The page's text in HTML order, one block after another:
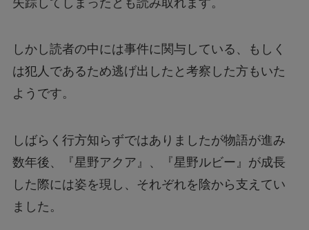
しかし読者の中には事件に関与している、もしく
は犯人であるため逃げ出したと考察した方もいた
ようです。
しばらく行方知らずではありましたが物語が進み
数年後、『星野アクア』、『星野ルビー』が成長
した際には姿を現し、それぞれを陰から支えてい
ました。